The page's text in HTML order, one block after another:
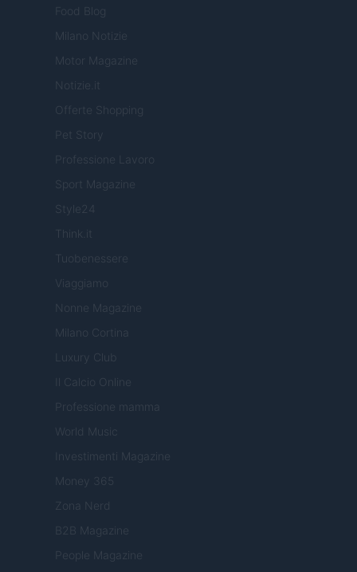
Food Blog
Milano Notizie
Motor Magazine
Notizie.it
Offerte Shopping
Pet Story
Professione Lavoro
Sport Magazine
Style24
Think.it
Tuobenessere
Viaggiamo
Nonne Magazine
Milano Cortina
Luxury Club
Il Calcio Online
Professione mamma
World Music
Investimenti Magazine
Money 365
Zona Nerd
B2B Magazine
People Magazine